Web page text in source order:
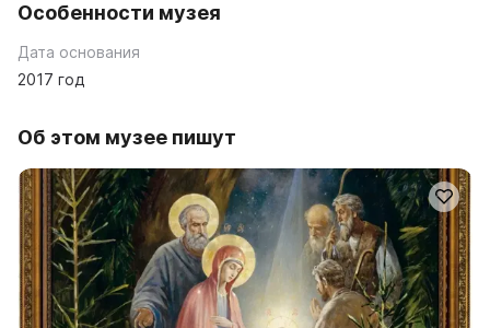
Особенности музея
Дата основания
2017 год
Об этом музее пишут